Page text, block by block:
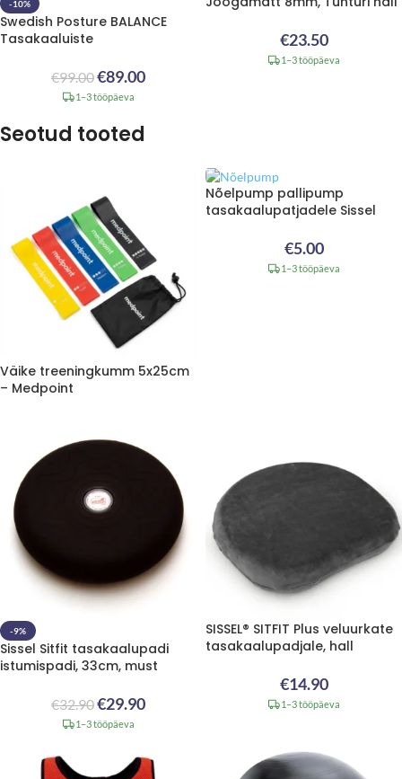
-10%
Swedish Posture BALANCE
Tasakaaluiste
€99.00€89.00
1–3 tööpäeva
€23.50
1–3 tööpäeva
Seotud tooted
Väike treeningkumm 5x25cm
– Medpoint
Nõelpump pallipump
tasakaalupatjadele Sissel
€5.00
1–3 tööpäeva
-9%
Sissel Sitfit tasakaalupadi
istumispadi, 33cm, must
€32.90€29.90
1–3 tööpäeva
SISSEL® SITFIT Plus veluurkate
tasakaalupadjale, hall
€14.90
1–3 tööpäeva